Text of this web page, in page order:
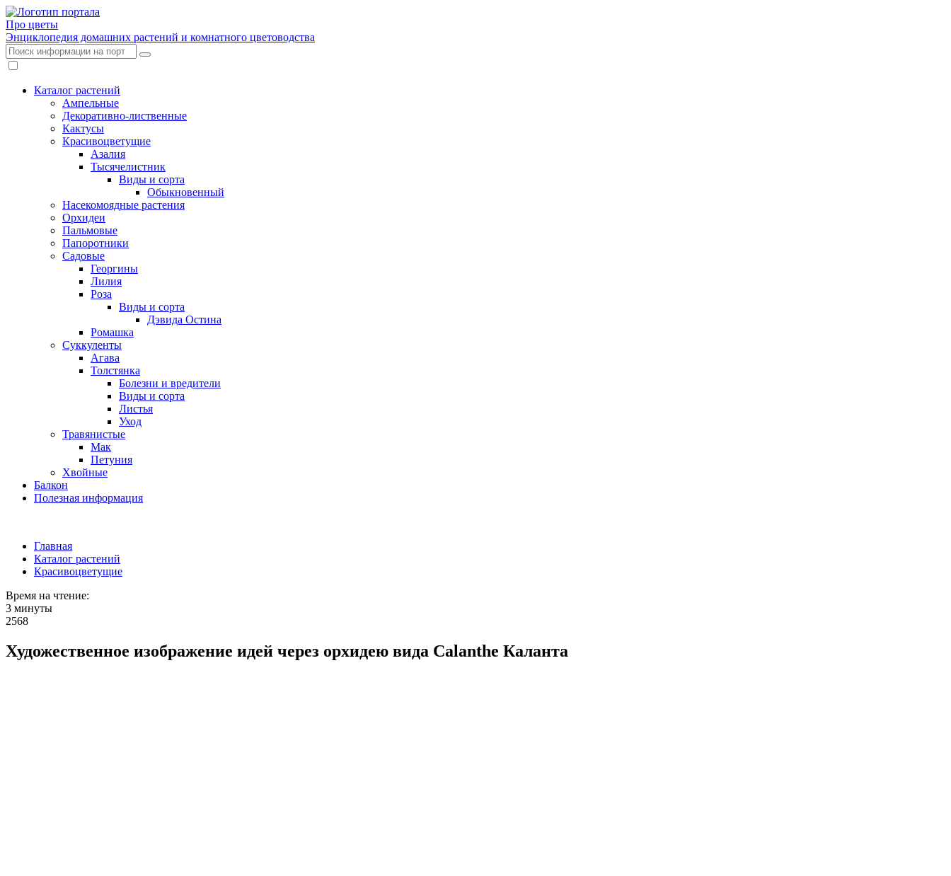
Про цветы
Энциклопедия домашних растений и комнатного цветоводства
Каталог растений
Ампельные
Декоративно-лиственные
Кактусы
Красивоцветущие
Азалия
Тысячелистник
Виды и сорта
Обыкновенный
Насекомоядные растения
Орхидеи
Пальмовые
Папоротники
Садовые
Георгины
Лилия
Роза
Виды и сорта
Дэвида Остина
Ромашка
Суккуленты
Агава
Толстянка
Болезни и вредители
Виды и сорта
Листья
Уход
Травянистые
Мак
Петуния
Хвойные
Балкон
Полезная информация
Главная
Каталог растений
Красивоцветущие
Время на чтение:
3 минуты
2568
Художественное изображение идей через орхидею вида Calanthe Каланта